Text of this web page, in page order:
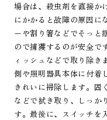
場合は、殺虫剤を直接か
にかかると故障の原因に
ーや割り箸などでそっと
ので捕獲するのが安全で
ィッシュなどで取り除き
側や照明器具本体に付着
きれいに掃除します。固
などで拭き取り、しっか
す。最後に、スイッチを